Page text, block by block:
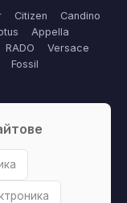
Citizen
Candino
Appella
RADO
Versace
Fossil